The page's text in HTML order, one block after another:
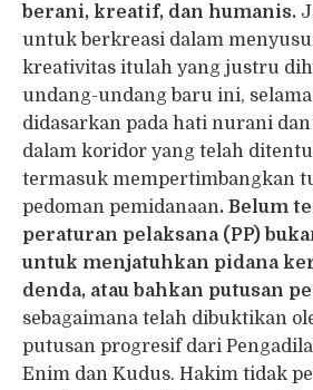
berani, kreatif, dan humanis.
untuk berkreasi dalam
kreativitas itulah yang justru
undang-undang baru ini,
didasarkan pada hati nurani
dalam koridor yang telah
termasuk mempertimbangkan
pedoman pemidanaan. Belum
peraturan pelaksana (PP)
untuk menjatuhkan pidana
denda, atau bahkan putusan
sebagaimana telah dibuktikan
putusan progresif dari
Enim dan Kudus. Hakim tidak